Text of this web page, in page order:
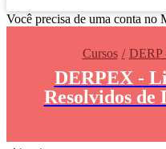
Você precisa de uma conta no
Cursos DERP
DERPEX -
Resolvidos de